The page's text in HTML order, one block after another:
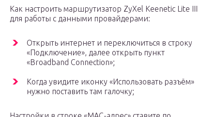
Как настроить маршрутизатор ZyXel Keenetic Lite III
для работы с данными провайдерами:
Открыть интернет и переключиться в строку
«Подключение», далее открыть пункт
«Broadband Connection»;
Когда увидите иконку «Использовать разъём»
нужно поставить там галочку;